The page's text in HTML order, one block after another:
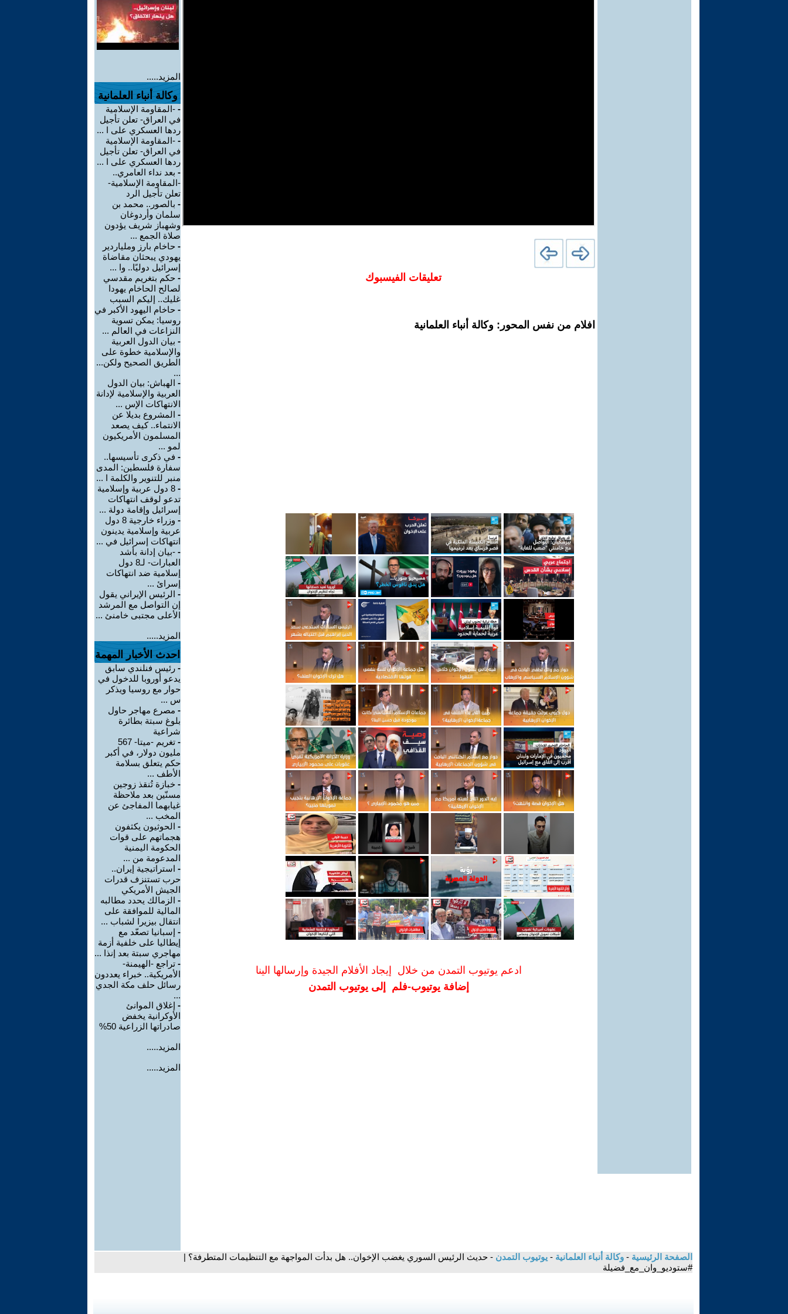
تعليقات الفيسبوك
افلام من نفس المحور: وكالة أنباء العلمانية
ادعم يوتيوب التمدن من خلال إيجاد الأفلام الجيدة وإرسالها الينا
إضافة يوتيوب-فلم إلى يوتيوب التمدن
المزيد.....
وكالة أنباء العلمانية
- -المقاومة الإسلامية
في العراق- تعلن تأجيل
ردها العسكري على ا ...
- -المقاومة الإسلامية
في العراق- تعلن تأجيل
ردها العسكري على ا ...
- بعد نداء العامري..
-المقاومة الإسلامية-
تعلن تأجيل الرد
- بالصور.. محمد بن
سلمان وأردوغان
وشهباز شريف يؤدون
صلاة الجمع ...
- حاخام بارز وملياردير
يهودي يبحثان مقاضاة
إسرائيل دوليًا.. وا ...
- حكم بتغريم مقدسي
لصالح الحاخام يهودا
غليك.. إليكم السبب
- حاخام اليهود الأكبر في
روسيا: يمكن تسوية
النزاعات في العالم ...
- بيان الدول العربية
والإسلامية خطوة على
الطريق الصحيح ولكن...
...
- الهباش: بيان الدول
العربية والإسلامية لإدانة
الانتهاكات الإس ...
- المشروع بديلا عن
الانتماء.. كيف يصعد
المسلمون الأمريكيون
لمو ...
- في ذكرى تأسيسها..
سفارة فلسطين: المدى
منبر للتنوير والكلمة ا ...
-
8 دول عربية وإسلامية
تدعو لوقف انتهاكات
إسرائيل وإقامة دولة ...
-
وزراء خارجية 8 دول
عربية وإسلامية يدينون
انتهاكات إسرائيل في ...
- -بيان إدانة بأشد
العبارات- لـ8 دول
إسلامية ضد انتهاكات
إسرائ ...
- الرئيس الإيراني يقول
إن التواصل مع المرشد
الأعلى مجتبى خامنئ ...
المزيد.....
احدث الأخبار المهمة
- رئيس فنلندي سابق
يدعو أوروبا للدخول في
حوار مع روسيا ويذكر
س ...
- مصرع مهاجر حاول
بلوغ سبتة بطائرة
شراعية
-
تغريم -ميتا- 567
مليون دولار، في أكبر
حكم يتعلق بسلامة
الأطف ...
- خبازة تُنقذ زوجين
مسنّين بعد ملاحظة
غيابهما المفاجئ عن
المخب ...
- الحوثيون يكثفون
هجماتهم على قوات
الحكومة اليمنية
المدعومة من ...
- استراتيجية إيران..
حرب تستنزف قدرات
الجيش الأمريكي
- الزمالك يحدد مطالبه
المالية للموافقة على
انتقال بيزيرا لشباب ...
- إسبانيا تصعّد مع
إيطاليا على خلفية أزمة
مهاجري سبتة بعد إنذا ...
- تراجع -الهيمنة-
الأمريكية.. خبراء يعددون
رسائل حلف مكة الجدي
...
- إغلاق الموانئ
الأوكرانية يخفض
صادراتها الزراعية 50%
المزيد.....
المزيد.....
الصفحة الرئيسية - وكالة أنباء العلمانية - يوتيوب التمدن - حديث الرئيس السوري يغضب الإخوان.. هل بدأت المواجهة مع التنظيمات المتطرفة؟ |
#ستوديو_وان_مع_فضيلة